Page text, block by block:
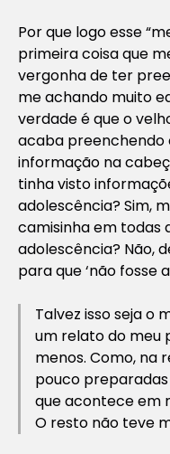
Por que logo esse
primeira coisa que
vergonha de ter
me achando muito
verdade é que o
acaba preenchendo
informação na
tinha visto
adolescência? Sim,
camisinha em todas
adolescência? Não,
para que ‘não fosse
Talvez isso seja o
um relato do meu
menos. Como, na
pouco
que acontece em
O resto não teve